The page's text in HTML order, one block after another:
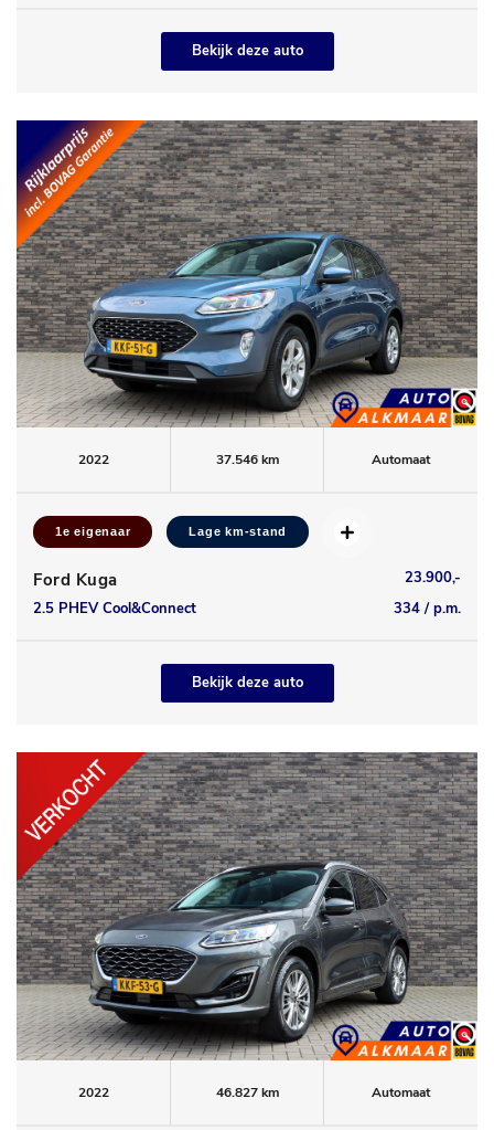
Bekijk deze auto
2022 37.546 km Automaat
1e eigenaar Lage km-stand
Ford Kuga
23.900,-
2.5 PHEV Cool&Connect
334 / p.m.
Bekijk deze auto
2022 46.827 km Automaat